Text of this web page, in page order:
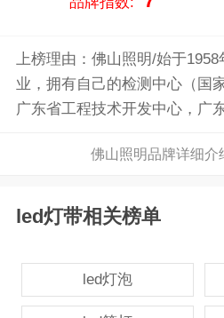
上榜理由：佛山照明/始于
业，拥有自己的检测中心（国
广东省工程技术开发中心，广
识产权优势企业”和“广东省知
佛山照明品牌详细介
led灯带相关榜单
led灯泡